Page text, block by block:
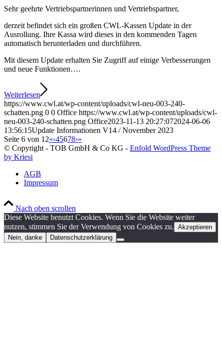
Sehr geehrte Vertriebspartnerinnen und Vertriebspartner,
derzeit befindet sich ein großen CWL-Kassen Update in der
Ausrollung. Ihre Kassa wird dieses in den kommenden Tagen
automatisch herunterladen und durchführen.
Mit diesem Update erhalten Sie Zugriff auf einige Verbesserungen
und neue Funktionen….
Weiterlesen
https://www.cwl.at/wp-content/uploads/cwl-neu-003-240-
schatten.png 0 0 Office https://www.cwl.at/wp-content/uploads/cwl-
neu-003-240-schatten.png Office2023-11-13 20:27:072024-06-06
13:56:15Update Informationen V14 / November 2023
Seite 6 von 12«‹45678›»
© Copyright - TOB GmbH & Co KG - Enfold WordPress Theme
by Kriesi
AGB
Impressum
Nach oben scrollen
Diese Website benutzt Cookies. Wenn Sie die Website weiter
nutzen, stimmen Sie der Verwendung von Cookies zu. Akzeptieren
Nein, danke
Datenschutzerklärung